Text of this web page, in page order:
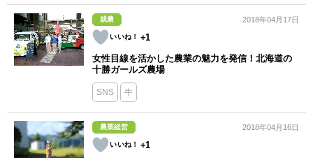
就農
+1
2018年04月17日
女性目線を活かした農業の魅力を発信！北海道の
十勝ガールズ農場
SNS 牛
農業経営
+1
2018年04月16日